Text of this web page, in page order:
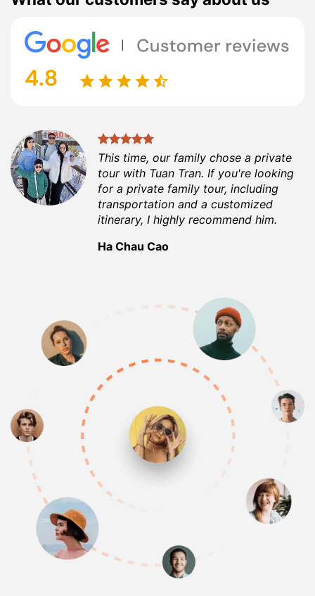
This time, our family chose a private
tour with Tuan Tran. If you're looking
for a private family tour, including
transportation and a customized
itinerary, I highly recommend him.
Ha Chau Cao